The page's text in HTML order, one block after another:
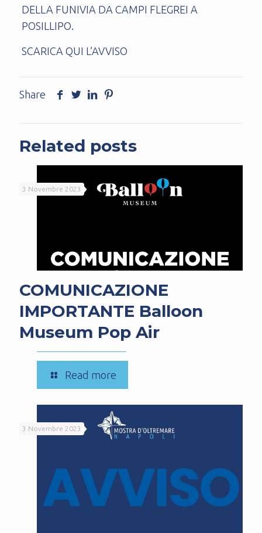
DELLA FUNIVIA DA CAMPI FLEGREI A
POSILLIPO.
SCARICA QUI L’AVVISO
Share
Related posts
3 Novembre 2023
COMUNICAZIONE
IMPORTANTE Balloon
Museum Pop Air
Read more
COMUNICAZIONE
IMPORTANTE
Balloon
Museum
Air
3 Novembre 2023